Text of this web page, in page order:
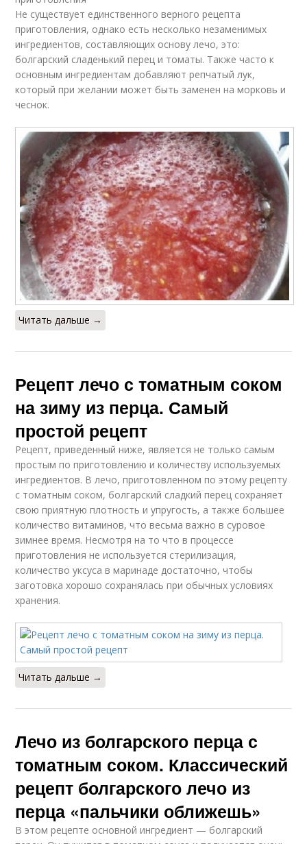
Не существует единственного верного рецепта
приготовления, однако есть несколько незаменимых
ингредиентов, составляющих основу лечо, это:
болгарский сладенький перец и томаты. Также часто к
основным ингредиентам добавляют репчатый лук,
который при желании может быть заменен на морковь и
чеснок.
Читать дальше →
Рецепт лечо с томатным соком
на зиму из перца. Самый
простой рецепт
Рецепт, приведенный ниже, является не только самым
простым по приготовлению и количеству используемых
ингредиентов. В лечо, приготовленном по этому рецепту
с томатным соком, болгарский сладкий перец сохраняет
свою приятную плотность и упругость, а также большее
количество витаминов, что весьма важно в суровое
зимнее время. Несмотря на то что в процессе
приготовления не используется стерилизация,
количество уксуса в маринаде достаточно, чтобы
заготовка хорошо сохранялась при обычных условиях
хранения.
Читать дальше →
Лечо из болгарского перца с
томатным соком. Классический
рецепт болгарского лечо из
перца «пальчики оближешь»
В этом рецепте основной ингредиент — болгарский